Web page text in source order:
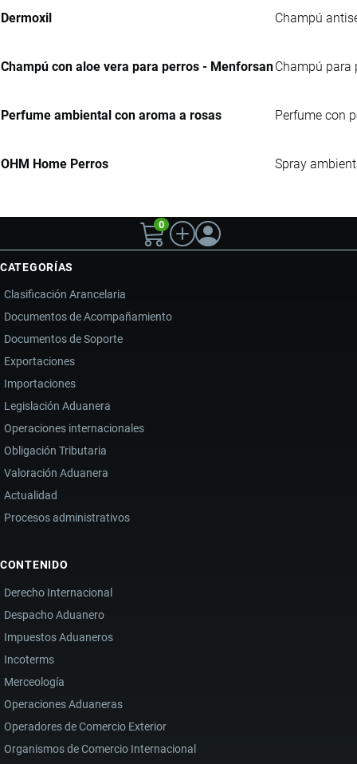
Dermoxil Champú
Champú con aloe vera para perros - MenforsanChampú para
Perfume ambiental con aroma a rosas Perfume con
OHM Home Perros Spray
0
CATEGORÍAS
Clasificación Arancelaria
Documentos de Acompañamiento
Documentos de Soporte
Exportaciones
Importaciones
Legislación Aduanera
Operaciones internacionales
Obligación Tributaria
Valoración Aduanera
Actualidad
Procesos administrativos
CONTENIDO
Derecho Internacional
Despacho Aduanero
Impuestos Aduaneros
Incoterms
Merceología
Operaciones Aduaneras
Operadores de Comercio Exterior
Organismos de Comercio Internacional